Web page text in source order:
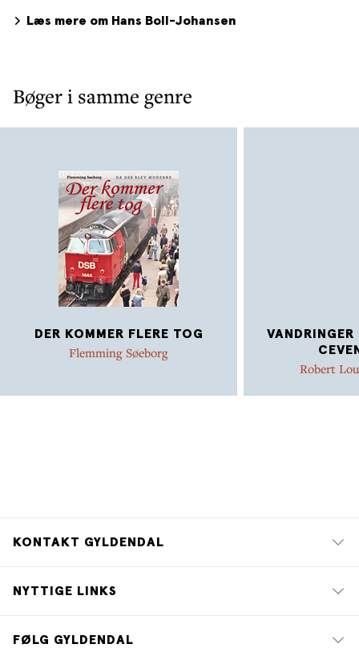
hvordan fransk kultur, kunst, litteratur, teater,
århundreder. I 2015 udkom DANSKERPARK OG
TYSKERPAK, der er en erindringsbog om hævntørst og
bitterhed efter Anden Verdenskrig. Foto: Laila
Læs mere om Hans Boll-Johansen
Bøger i samme genre
DER KOMMER FLERE TOG
Flemming Søeborg
Robert
KONTAKT GYLDENDAL
NYTTIGE LINKS
FØLG GYLDENDAL